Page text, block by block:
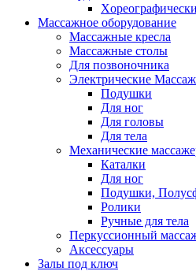
Массажное оборудование
Массажные кресла
Массажные столы
Для позвоночника
Электрические
Подушки
Для ног
Для головы
Для тела
Механические
Каталки
Для ног
Подушки,
Ролики
Ручные для тела
Перкуссионный
Аксессуары
Залы под ключ